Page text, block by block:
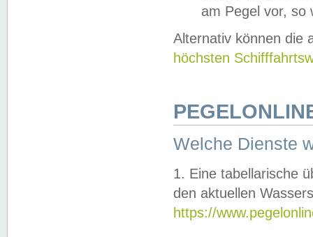
am Pegel vor,
Alternativ können die
höchsten
Welche Dienste
1. Eine tabellarische
den aktuellen
https://